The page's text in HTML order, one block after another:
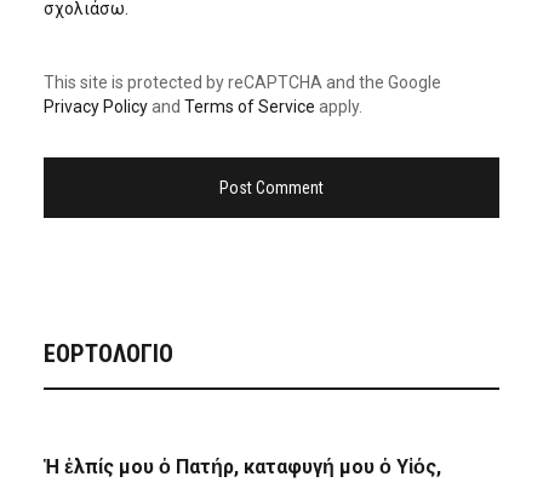
σχολιάσω.
This site is protected by reCAPTCHA and the Google
Privacy Policyand Terms of Service apply.
ΕΟΡΤΟΛΟΓΙΟ
Ἡ ἐλπίς μου ὁ Πατήρ, καταφυγή μου ὁ Υἱός,